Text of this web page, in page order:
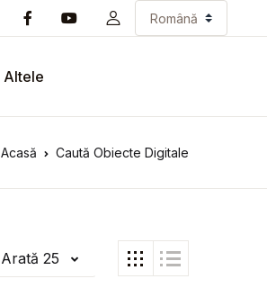
Altele
Acasă Caută Obiecte Digitale
Arată 25